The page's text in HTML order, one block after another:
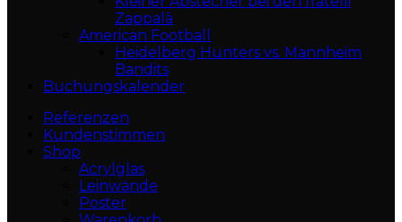
Zappalà
American Football
Heidelberg Hunters vs. Mannheim
Bandits
Buchungskalender
Referenzen
Kundenstimmen
Shop
Acrylglas
Leinwände
Poster